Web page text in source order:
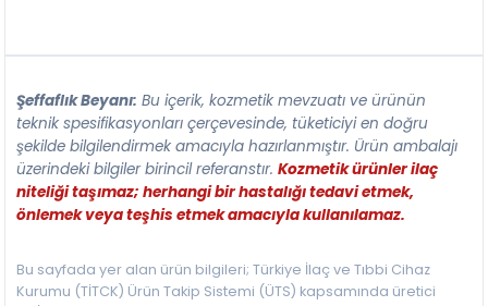
Şeffaflık Beyanı: Bu içerik, kozmetik mevzuatı ve ürünün
teknik spesifikasyonları çerçevesinde, tüketiciyi en doğru
şekilde bilgilendirmek amacıyla hazırlanmıştır. Ürün ambalajı
üzerindeki bilgiler birincil referanstır.Kozmetik ürünler ilaç
niteliği taşımaz; herhangi bir hastalığı tedavi etmek,
önlemek veya teşhis etmek amacıyla kullanılamaz.
Bu sayfada yer alan ürün bilgileri; Türkiye İlaç ve Tıbbi Cihaz
Kurumu (TİTCK) Ürün Takip Sistemi (ÜTS) kapsamında üretici